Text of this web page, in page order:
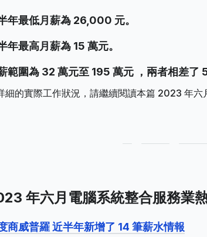
年最低月薪為 26,000 元。
年最高月薪為 15 萬元。
範圍為 32 萬元至 195 萬元 ，兩者相差了
細的實際工作狀況，請繼續閱讀本篇 2023 年六
年六月電腦系統整合服務業
商威普羅 近半年新增了 14 筆薪水情報